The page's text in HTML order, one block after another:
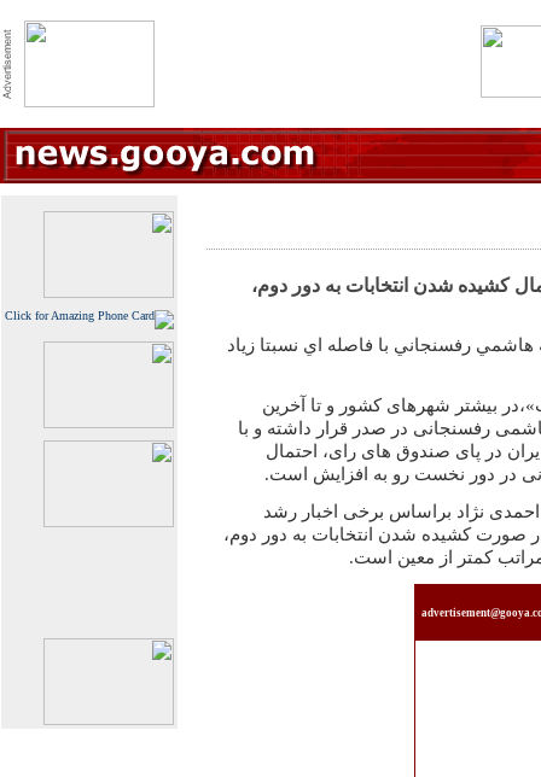
کشیده شدن انتخابات به دور دوم،
رفسنجاني با فاصله اي نسبتا زياد
بیشتر شهرهای کشور و تا آخرین
رفسنجانی در صدر قرار داشته و با
در پای صندوق های رای، احتمال
در دور نخست رو به افزایش است.
نژاد براساس برخی اخبار رشد
صورت کشیده شدن انتخابات به دور دوم،
کمتر از معین است.